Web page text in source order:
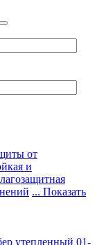
от
и
... Показать
утепленный 01-